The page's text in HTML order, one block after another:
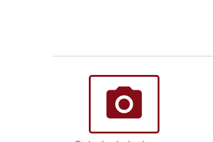
photo_camera